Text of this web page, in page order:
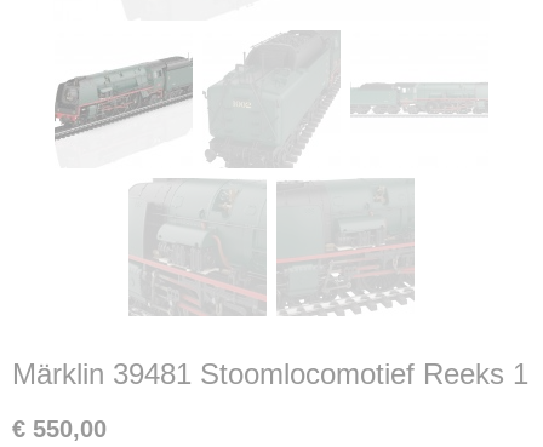
Märklin 39481 Stoomlocomotief Reeks 1
€ 550,00